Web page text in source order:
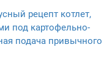
рецепт котлет,
под картофельно-
подача привычного